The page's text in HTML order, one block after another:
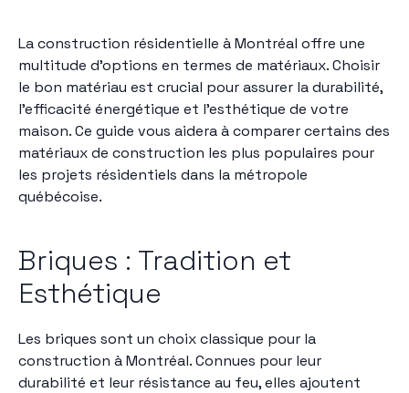
La construction résidentielle à Montréal offre une
multitude d'options en termes de matériaux. Choisir
le bon matériau est crucial pour assurer la durabilité,
l'efficacité énergétique et l'esthétique de votre
maison. Ce guide vous aidera à comparer certains des
matériaux de construction les plus populaires pour
les projets résidentiels dans la métropole
québécoise.
Briques : Tradition et
Esthétique
Les briques sont un choix classique pour la
construction à Montréal. Connues pour leur
durabilité et leur résistance au feu, elles ajoutent